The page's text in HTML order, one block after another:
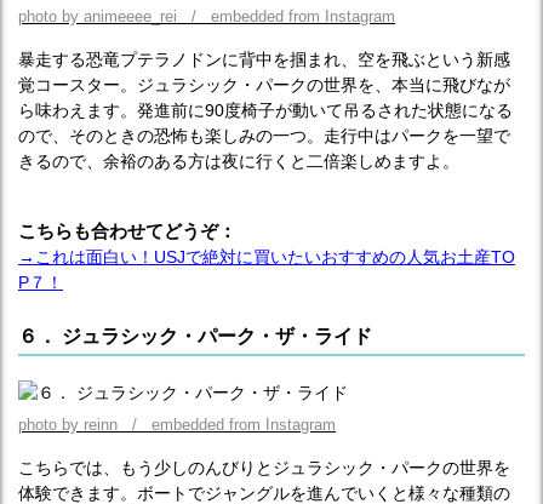
photo by animeeee_rei / embedded from Instagram
暴走する恐竜プテラノドンに背中を掴まれ、空を飛ぶという新感
覚コースター。ジュラシック・パークの世界を、本当に飛びなが
ら味わえます。発進前に90度椅子が動いて吊るされた状態になる
ので、そのときの恐怖も楽しみの一つ。走行中はパークを一望で
きるので、余裕のある方は夜に行くと二倍楽しめますよ。
こちらも合わせてどうぞ：
→これは面白い！USJで絶対に買いたいおすすめの人気お土産TO
P７！
６． ジュラシック・パーク・ザ・ライド
photo by reinn / embedded from Instagram
こちらでは、もう少しのんびりとジュラシック・パークの世界を
体験できます。ボートでジャングルを進んでいくと様々な種類の